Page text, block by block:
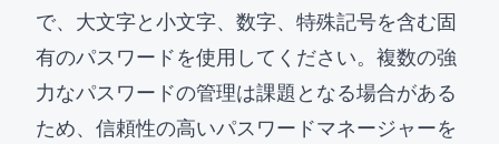
で、大文字と小文字、数字、特殊記号を含む固
有のパスワードを使用してください。複数の強
力なパスワードの管理は課題となる場合がある
ため、信頼性の高いパスワードマネージャーを